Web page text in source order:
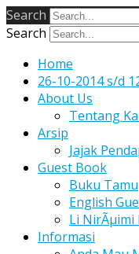
Search
Search
Home
26-10-2014 s/d
About Us
Tentang
Arsip
Jajak
Guest Book
Buku Tamu
English
Li NirÃµimi
Informasi